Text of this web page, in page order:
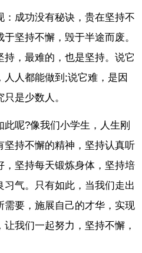
：成功没有秘诀，贵在坚持不
坚持不懈，毁于半途而废。
，最难的，也是坚持。说它
人都能做到;说它难，是因
是少数人。
此呢?像我们小学生，人生刚
坚持不懈的精神，坚持认真听
，坚持每天锻炼身体，坚持培
气。只有如此，当我们走出
需要，施展自己的才华，实现
我们一起努力，坚持不懈，